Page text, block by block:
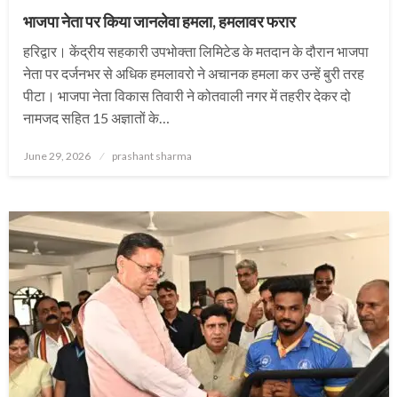
भाजपा नेता पर किया जानलेवा हमला, हमलावर फरार
हरिद्वार। केंद्रीय सहकारी उपभोक्ता लिमिटेड के मतदान के दौरान भाजपा
नेता पर दर्जनभर से अधिक हमलावरो ने अचानक हमला कर उन्हें बुरी तरह
पीटा। भाजपा नेता विकास तिवारी ने कोतवाली नगर में तहरीर देकर दो
नामजद सहित 15 अज्ञातों के…
Posted
June 29, 2026 prashant sharma